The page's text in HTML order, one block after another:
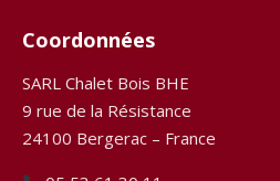
Coordonnées
SARL Chalet Bois BHE
9 rue de la Résistance
24100 Bergerac – France